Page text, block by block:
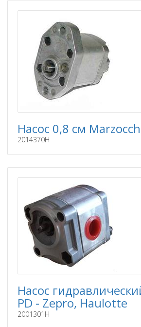
Насос 0,8 см
2014370H
Насос
PD - Zepro, Haulotte
2001301H